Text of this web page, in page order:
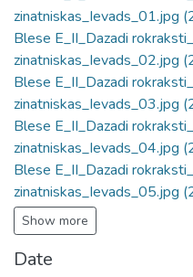
zinatniskas_Ievads_01.jpg
Blese E_II_Dazadi
zinatniskas_Ievads_02.jpg
Blese E_II_Dazadi
zinatniskas_Ievads_03.jpg
Blese E_II_Dazadi
zinatniskas_Ievads_04.jpg
Blese E_II_Dazadi
zinatniskas_Ievads_05.jpg
Show more
Date